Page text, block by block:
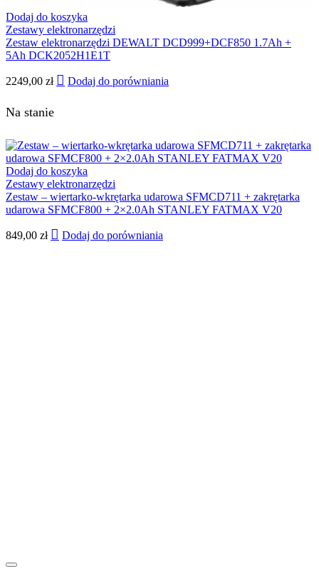
Dodaj do koszyka
Zestawy elektronarzędzi
Zestaw elektronarzędzi DEWALT DCD999+DCF850 1.7Ah +
5Ah DCK2052H1E1T
2249,00 zł Dodaj do porówniania
Na stanie
Dodaj do koszyka
Zestawy elektronarzędzi
Zestaw – wiertarko-wkrętarka udarowa SFMCD711 + zakrętarka
udarowa SFMCF800 + 2×2.0Ah STANLEY FATMAX V20
849,00 zł Dodaj do porówniania